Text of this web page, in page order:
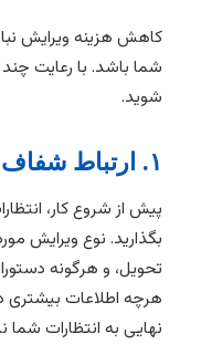
کاهش هزینه ویرایش
شما باشد. با رعایت
شوید.
۱. ارتباط شفاف با ویرایشگر
پیش از شروع کار،
بگذارید. نوع ویرایش
تحویل، و هرگونه
هرچه اطلاعات بیشتری
نهایی به انتظارات شما